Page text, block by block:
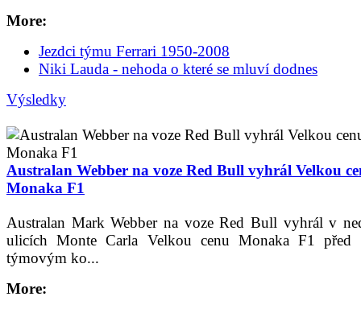
More:
Jezdci týmu Ferrari 1950-2008
Niki Lauda - nehoda o které se mluví dodnes
Výsledky
Australan Webber na voze Red Bull vyhrál Velkou
Monaka F1
Australan Mark Webber na voze Red Bull vyhrál v
ulicích Monte Carla Velkou cenu Monaka F1 před
týmovým ko...
More: